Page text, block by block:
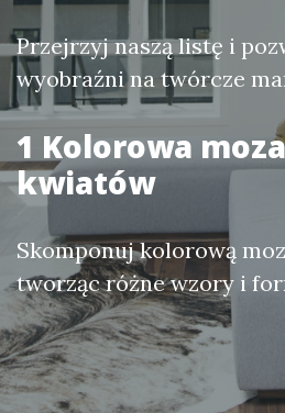
Przejrzyj naszą listę i
wyobraźni na twórcze
1 Kolorowa
kwiatów
Skomponuj kolorową
tworząc różne wzory i